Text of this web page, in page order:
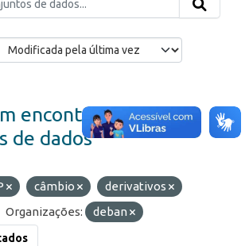
encontrados
de dados
câmbio
derivativos
Organizações: deban